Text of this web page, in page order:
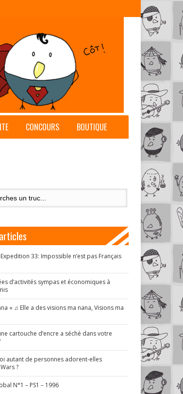
CONCOURS BOUTIQUE
33: Impossible n’est pas Français
d’activités sympas et économiques à
« ♫ Elle a des visions ma nana, Visions ma
cartouche d’encre a séché dans votre
autant de personnes adorent-elles
?
N°1 – PS1 – 1996